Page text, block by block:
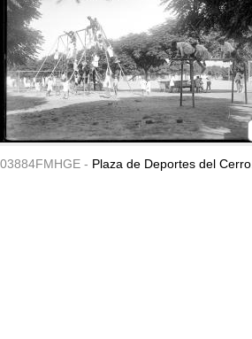
03884FMHGE - Plaza de Deportes del Cerro.